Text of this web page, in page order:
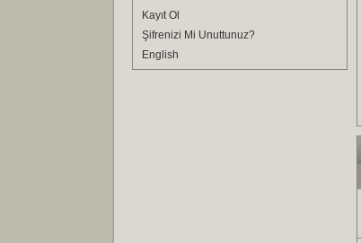
Kayıt Ol
Şifrenizi Mi Unuttunuz?
English